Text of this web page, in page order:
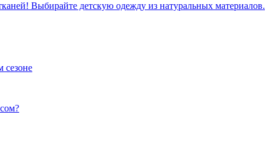
Выбирайте детскую одежду из натуральных материалов.
сезоне